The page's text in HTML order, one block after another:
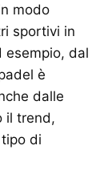
modo
sportivi in
esempio, dal
è
dalle
il trend,
di